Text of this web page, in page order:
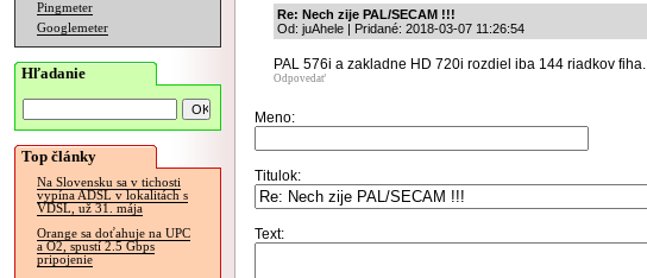
Pingmeter
Googlemeter
Hľadanie
Top články
Na Slovensku sa v tichosti
vypína ADSL v lokalitách s
VDSL, už 31. mája
Orange sa doťahuje na UPC
a O2, spustí 2.5 Gbps
pripojenie
Re: Nech zije PAL/SECAM !!!
Od: juAhele | Pridané: 2018-03-07 11:26:54
PAL 576i a zakladne HD 720i rozdiel iba 144 riadkov fiha.
Odpovedať
Meno:
Titulok:
Text: